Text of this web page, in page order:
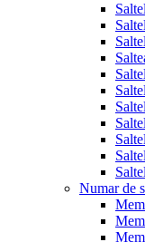
Numar de